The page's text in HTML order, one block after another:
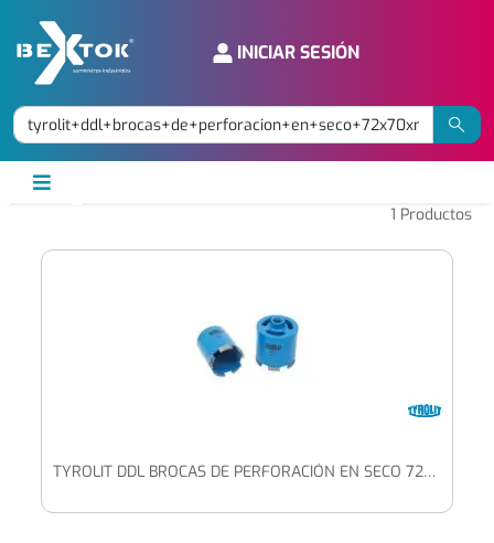
INICIAR SESIÓN
1 Productos
TYROLIT DDL BROCAS DE PERFORACIÓN EN SECO 72X70XM16 BASIC UNIVERSALES